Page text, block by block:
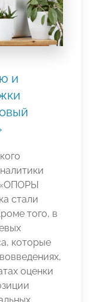
и
стали
того, в
которые
оценки